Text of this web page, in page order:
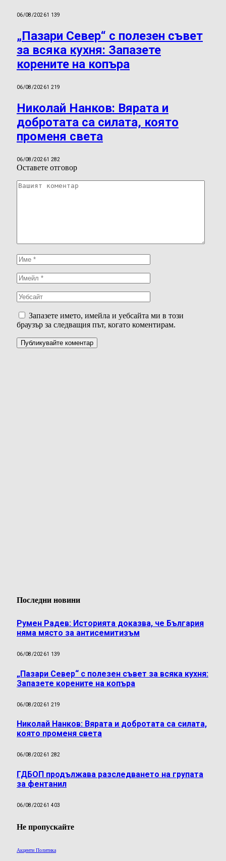
06/08/20261 139
„Пазари Север“ с полезен съвет
за всяка кухня: Запазете
корените на копъра
06/08/20261 219
Николай Нанков: Вярата и
добротата са силата, която
променя света
06/08/20261 282
Оставете отговор
Запазете името, имейла и уебсайта ми в този
браузър за следващия път, когато коментирам.
Последни новини
Румен Радев: Историята доказва, че България
няма място за антисемитизъм
06/08/20261 139
„Пазари Север“ с полезен съвет за всяка кухня:
Запазете корените на копъра
06/08/20261 219
Николай Нанков: Вярата и добротата са силата,
която променя света
06/08/20261 282
ГДБОП продължава разследването на групата
за фентанил
06/08/20261 403
Не пропускайте
Акценти Политика